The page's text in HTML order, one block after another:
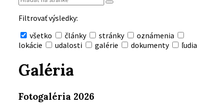
Filtrovať výsledky:
všetko
články stránky
oznámenia
lokácie
udalosti galérie dokumenty ľudia
vyhľadávanie
Galéria
Fotogaléria 2026